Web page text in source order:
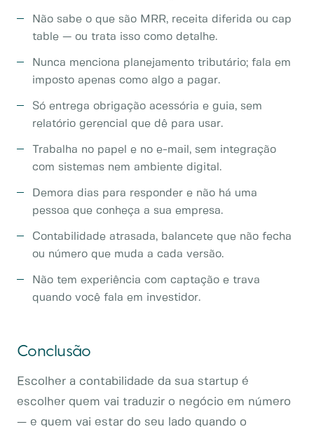
Não sabe o que são MRR, receita diferida ou cap
table — ou trata isso como detalhe.
Nunca menciona planejamento tributário; fala em
imposto apenas como algo a pagar.
Só entrega obrigação acessória e guia, sem
relatório gerencial que dê para usar.
Trabalha no papel e no e-mail, sem integração
com sistemas nem ambiente digital.
Demora dias para responder e não há uma
pessoa que conheça a sua empresa.
Contabilidade atrasada, balancete que não fecha
ou número que muda a cada versão.
Não tem experiência com captação e trava
quando você fala em investidor.
Conclusão
Escolher a contabilidade da sua startup é
escolher quem vai traduzir o negócio em número
— e quem vai estar do seu lado quando o